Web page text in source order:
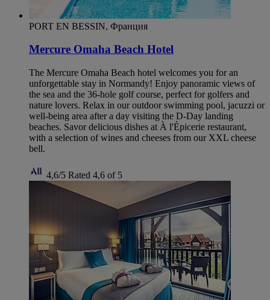
PORT EN BESSIN, Франция
Mercure Omaha Beach Hotel
The Mercure Omaha Beach hotel welcomes you for an
unforgettable stay in Normandy! Enjoy panoramic views of
the sea and the 36-hole golf course, perfect for golfers and
nature lovers. Relax in our outdoor swimming pool, jacuzzi or
well-being area after a day visiting the D-Day landing
beaches. Savor delicious dishes at À l'Épicerie restaurant,
with a selection of wines and cheeses from our XXL cheese
bell.
4,6/5 Rated 4,6 of 5